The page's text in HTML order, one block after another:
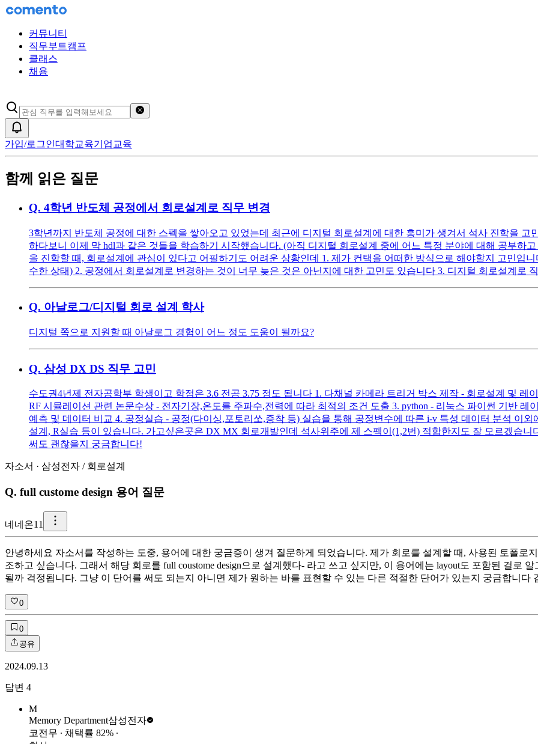
커뮤니티
직무부트캠프
클래스
채용
가입/로그인대학교육기업교육
함께 읽은 질문
Q. 4학년 반도체 공정에서 회로설계로 직무 변경
3학년까지 반도체 공정에 대한 스펙을 쌓아오고 있었는데 최근에 디지털 회로설계에 대한 흥미가 생겨서 석사 진학을
하다보니 이제 막 hdl과 같은 것들을 학습하기 시작했습니다. (아직 디지털 회로설계 중에 어느 특정 분야에 대해 공부하
을 진학할 때, 회로설계에 관심이 있다고 어필하기도 어려운 상황인데 1. 제가 컨택을 어떠한 방식으로 해야할지 고민입
수한 상태) 2. 공정에서 회로설계로 변경하는 것이 너무 늦은 것은 아닌지에 대한 고민도 있습니다 3. 디지털 회로설계로
Q. 아날로그/디지털 회로 설계 학사
디지털 쪽으로 지원할 때 아날로그 경험이 어느 정도 도움이 될까요?
Q. 삼성 DX DS 직무 고민
수도권4년제 전자공학부 학생이고 학점은 3.6 전공 3.75 정도 됩니다 1. 다채널 카메라 트리거 박스 제작 - 회로설계 및 레
RF 시뮬레이션 관련 논문수상 - 전자기장,온도를 주파수,전력에 따라 최적의 조건 도출 3. python - 리눅스 파이썬 기반
예측 및 데이터 비교 4. 공정실습 - 공정(다이싱,포토리쏘,증착 등) 실습을 통해 공정변수에 따른 i-v 특성 데이터 분석 이
설계, R실습 등이 있습니다. 가고싶은곳은 DX MX 회로개발인데 석사위주에 제 스펙이(1,2번) 적합한지도 잘 모르겠습
써도 괜찮을지 궁금합니다!
자소서 · 삼성전자 / 회로설계
Q. full custome design 용어 질문
네 네온11
안녕하세요 자소서를 작성하는 도중, 용어에 대한 궁금증이 생겨 질문하게 되었습니다. 제가 회로를 설계할 때, 사용된 토폴로
조하고 싶습니다. 그래서 해당 회로를 full coustome design으로 설계했다- 라고 쓰고 싶지만, 이 용어에는 layout도 포함된 걸로
될까 걱정됩니다. 그냥 이 단어를 써도 되는지 아니면 제가 원하는 바를 표현할 수 있는 다른 적절한 단어가 있는지 궁금합니다
0
0
공유
2024.09.13
답변 4
M
Memory Department삼성전자
코전무 ∙ 채택률 82% ∙